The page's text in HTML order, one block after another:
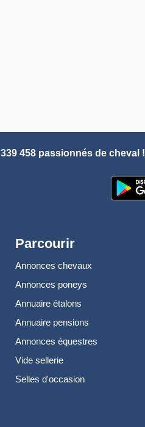
339 458 passionnés de cheval !
Parcourir
Annonces chevaux
Annonces poneys
Annuaire étalons
Annuaire pensions
Annonces équestres
Vide sellerie
Selles d'occasion